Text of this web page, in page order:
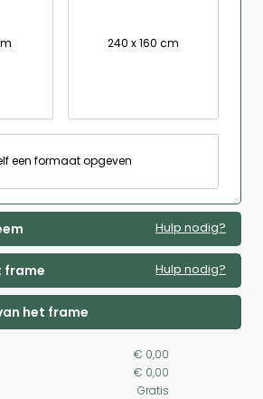
240 x 160 cm
een formaat opgeven
Hulp nodig?
frame Hulp nodig?
het frame
€ 0,00
€ 0,00
Gratis